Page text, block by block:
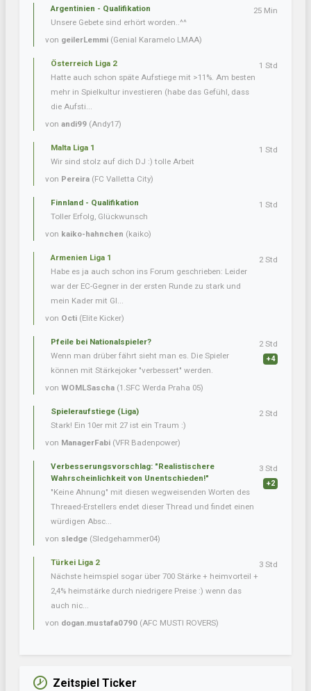
Argentinien - Qualifikation
Unsere Gebete sind erhört worden..^^
von geilerLemmi (Genial Karamelo LMAA)
25 Min
Österreich Liga 2
Hatte auch schon späte Aufstiege mit >11%. Am besten
mehr in Spielkultur investieren (habe das Gefühl, dass
die Aufsti...
von andi99 (Andy17)
1 Std
Malta Liga 1
Wir sind stolz auf dich DJ :) tolle Arbeit
von Pereira (FC Valletta City)
1 Std
Finnland - Qualifikation
Toller Erfolg, Glückwunsch
von kaiko-hahnchen (kaiko)
1 Std
Armenien Liga 1
Habe es ja auch schon ins Forum geschrieben: Leider
war der EC-Gegner in der ersten Runde zu stark und
mein Kader mit Gl...
von Octi (Elite Kicker)
2 Std
Pfeile bei Nationalspieler?
Wenn man drüber fährt sieht man es. Die Spieler
können mit Stärkejoker "verbessert" werden.
von WOMLSascha (1.SFC Werda Praha 05)
2 Std
+4
Spieleraufstiege (Liga)
Stark! Ein 10er mit 27 ist ein Traum :)
von ManagerFabi (VFR Badenpower)
2 Std
Verbesserungsvorschlag: "Realistischere
Wahrscheinlichkeit von Unentschieden!"
"Keine Ahnung" mit diesen wegweisenden Worten des
Threaed-Erstellers endet dieser Thread und findet einen
würdigen Absc...
von sledge (Sledgehammer04)
3 Std
+2
Türkei Liga 2
Nächste heimspiel sogar über 700 Stärke + heimvorteil +
2,4% heimstärke durch niedrigere Preise :) wenn das
auch nic...
von dogan.mustafa0790 (AFC MUSTI ROVERS)
3 Std
Zeitspiel Ticker